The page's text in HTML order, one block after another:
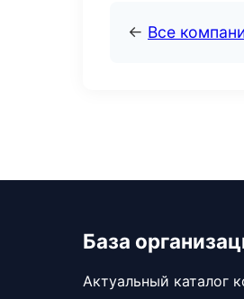
← Все
База
Актуальный каталог